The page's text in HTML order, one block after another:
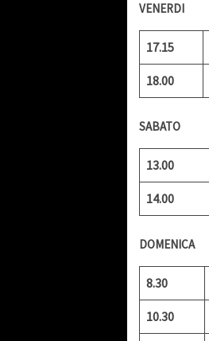
VENERDI
17.15
18.00
SABATO
13.00
14.00
DOMENICA
8.30
10.30